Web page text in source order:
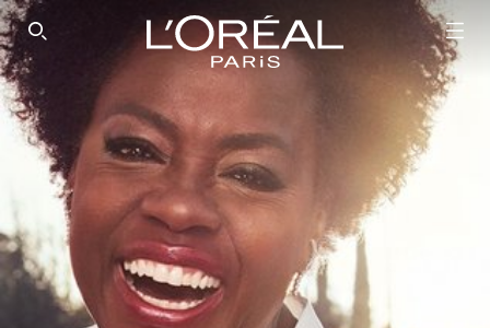
SEARCH THIS SITE